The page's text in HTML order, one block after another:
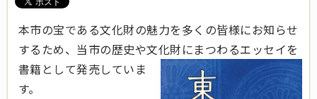
本市の宝である文化財の魅力を多くの皆様にお知らせ
するため、当市の歴史や文化財にまつわるエッセイを
書籍として発売していま
す。